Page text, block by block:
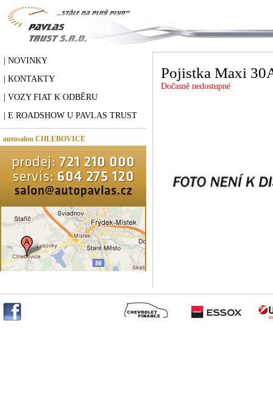
| NOVINKY
| KONTAKTY
| VOZY FIAT K ODBĚRU
| E ROADSHOW U PAVLAS TRUST
autosalon CHLEBOVICE
Pojistka Maxi
Dočasně nedostupné